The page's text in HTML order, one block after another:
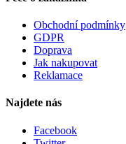
Obchodní podmínky
GDPR
Doprava
Jak nakupovat
Reklamace
Najdete nás
Facebook